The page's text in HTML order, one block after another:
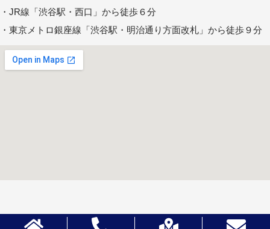
・JR線「渋谷駅・西口」から徒歩６分
・東京メトロ銀座線「渋谷駅・明治通り方面改札」から徒歩９分